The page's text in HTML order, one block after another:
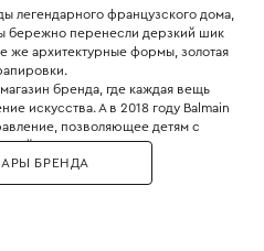
легендарного французского дома,
бережно перенесли дерзкий шик
же архитектурные формы, золотая
бренда, где каждая вещь
искусства. А в 2018 году Balmain
позволяющее детям с
моды. Золотые пуговицы,
нет места скучной
БРЕНДА